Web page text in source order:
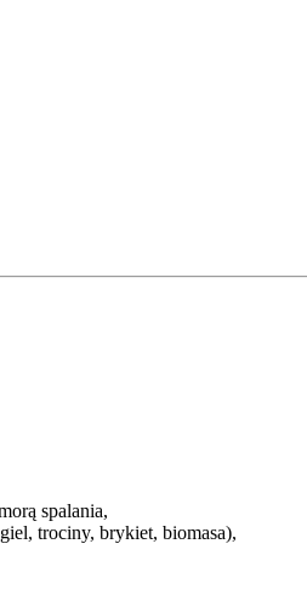
spalania,
trociny, brykiet, biomasa),